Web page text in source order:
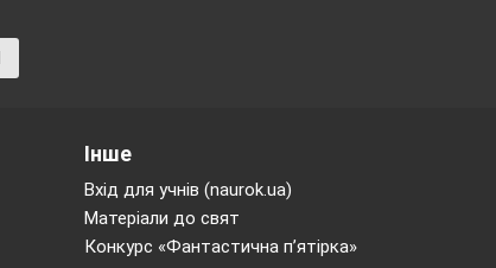
Інше
Вхід для учнів (naurok.ua)
Матеріали до свят
Конкурс «Фантастична п’ятірка»